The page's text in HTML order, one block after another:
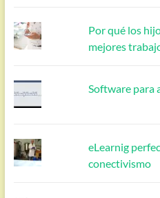
Por qué los
mejores
Software para
eLearnig
conectivismo